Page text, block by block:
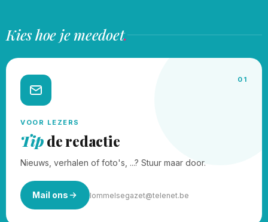
Kies hoe je meedoet.
01
VOOR LEZERS
Tipde redactie
Nieuws, verhalen of foto's, ...? Stuur maar door.
Mail ons lommelsegazet@telenet.be